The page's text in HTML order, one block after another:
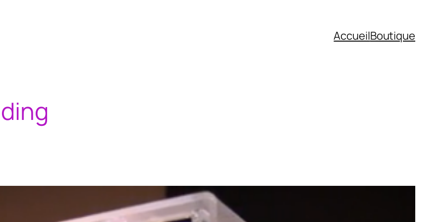
AccueilBoutique